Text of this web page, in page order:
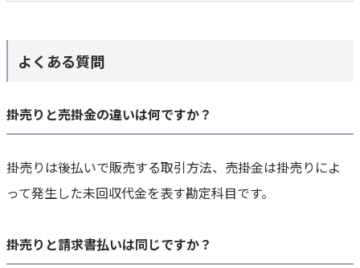
よくある質問
掛売りと売掛金の違いは何ですか？
掛売りは後払いで販売する取引方法、売掛金は掛売りによ
って発生した未回収代金を表す勘定科目です。
掛売りと請求書払いは同じですか？